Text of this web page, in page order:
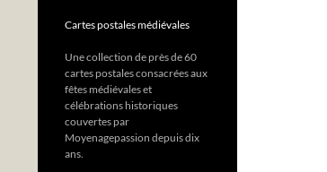
Cartes postales médiévales
Une collection de près de 60
cartes postales consacrées aux
fêtes médiévales et
célébrations historiques
couvertes par
Moyenagepassion depuis dix
ans.